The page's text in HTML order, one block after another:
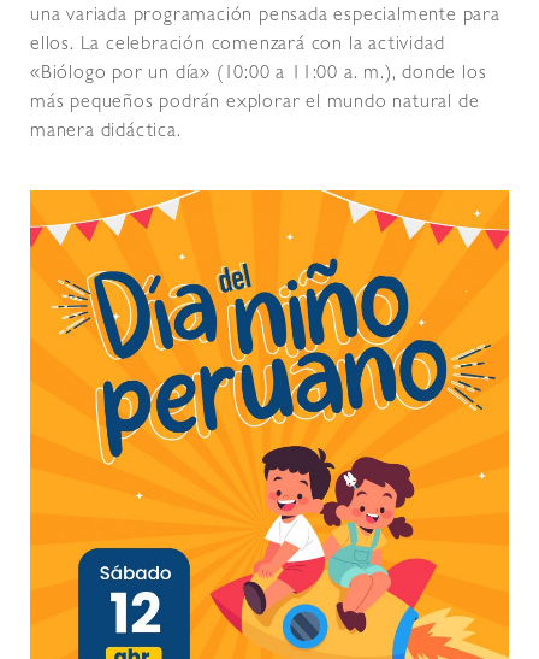
una variada programación pensada especialmente para
ellos. La celebración comenzará con la actividad
«Biólogo por un día» (10:00 a 11:00 a. m.), donde los
más pequeños podrán explorar el mundo natural de
manera didáctica.